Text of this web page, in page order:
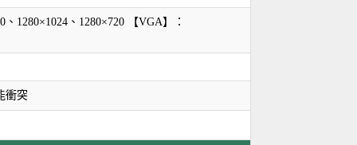
1280×1024、1280×720 【VGA】：
衝突